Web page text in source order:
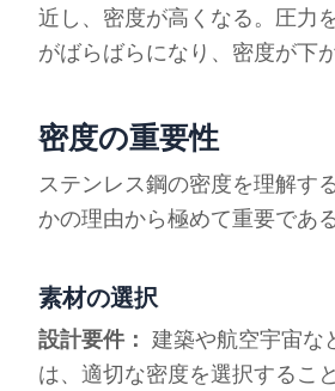
近し、密度が高くなる。圧力
がばらばらになり、密度が下が
密度の重要性
ステンレス鋼の密度を理解す
かの理由から極めて重要である
素材の選択
設計要件： 建築や航空宇宙な
は、適切な密度を選択するこ